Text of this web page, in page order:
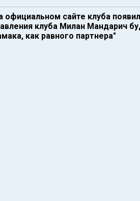
официальном сайте клуба
клуба Милан Мандарич
как равного партнера"